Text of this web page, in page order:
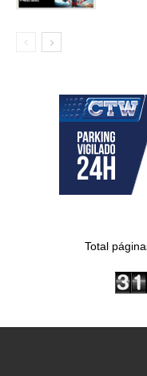
Total